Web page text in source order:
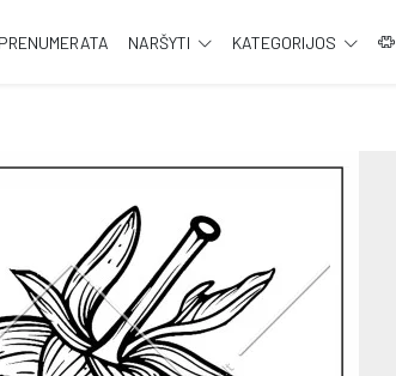
PRENUMERATA NARŠYTI KATEGORIJOS